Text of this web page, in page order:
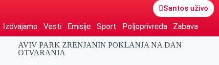
Santos uživo
Izdvajamo Vesti Emisije Sport Poljoprivreda Zabava
AVIV PARK ZRENJANIN POKLANJA NA DAN
OTVARANJA